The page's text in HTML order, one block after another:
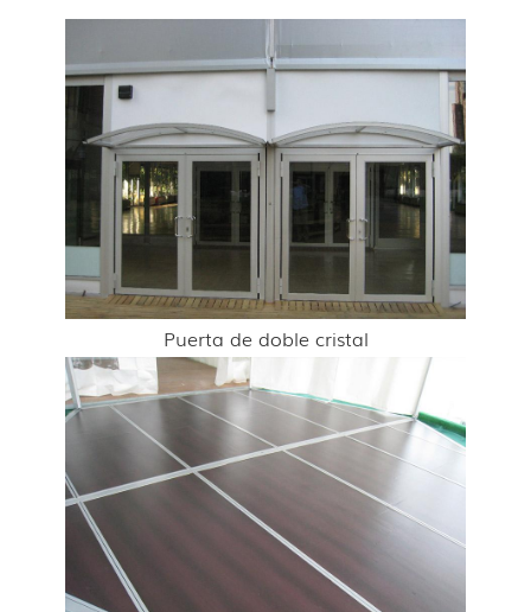
Puerta de doble cristal